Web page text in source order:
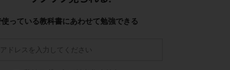
使っている教科書にあわせて勉強できる